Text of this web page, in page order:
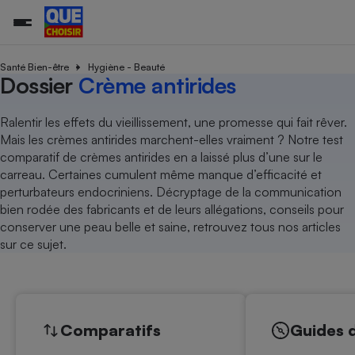
Santé Bien-être Hygiène - Beauté
Dossier Crème antirides
Ralentir les effets du vieillissement, une promesse qui fait rêver.
Mais les crèmes antirides marchent-elles vraiment ? Notre test
comparatif de crèmes antirides en a laissé plus d’une sur le
carreau. Certaines cumulent même manque d’efficacité et
perturbateurs endocriniens. Décryptage de la communication
bien rodée des fabricants et de leurs allégations, conseils pour
conserver une peau belle et saine, retrouvez tous nos articles
sur ce sujet.
Comparatifs Guides
Additifs
Produit alimentaire
Magasin - Grande surface
Organismes de défense
Système judiciairegratuit
Air
Achat - Vente - Travaux
Copropriété
Location
Sport
électrique
Démarche administrative
Famille
Senior
Service marchand
Train
Transport aérien
Toutes les actualités
Enquêtes
Guides d'achat
Conseils
Brèves
Tous les services
Soumettre un litige
Lettres types
Tous nos combats
Nos actions
Nos grandes victoires
Les billets de la présidente
Nos associations locales
Nous rejoindre
nous ?
L’association
Nos missions
Notre méthodologie
Notre financement
Nos partenaires
Nous rejoindre